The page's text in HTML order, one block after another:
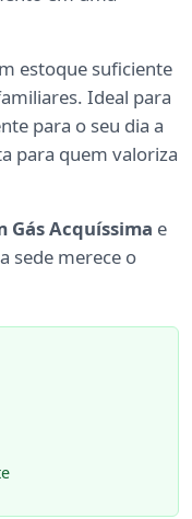
estoque suficiente
Ideal para
para o seu dia a
para quem valoriza
Gás Acquíssima e
sede merece o